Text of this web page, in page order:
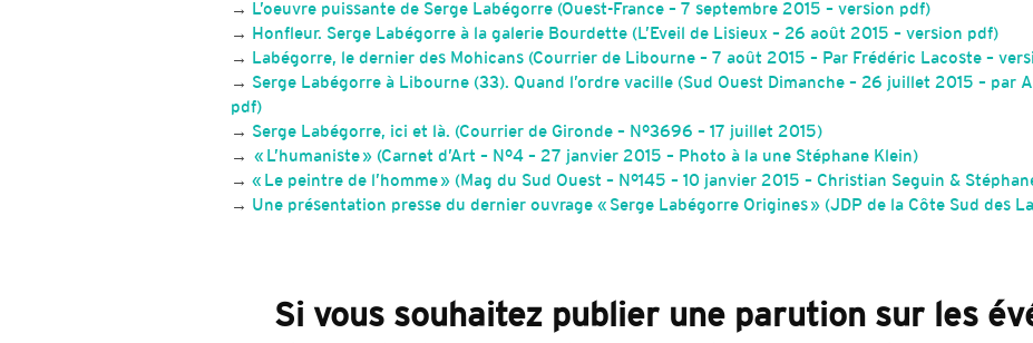
→
L’oeuvre puissante de Serge Labégorre (Ouest-France – 7 septembre 2015 – version pdf)
→
Honfleur. Serge Labégorre à la galerie Bourdette (L’Eveil de Lisieux – 26 août 2015 – version pdf)
→
Labégorre, le dernier des Mohicans (Courrier de Libourne – 7 août 2015 – Par Frédéric Lacoste –
→ Serge Labégorre à Libourne (33). Quand l’ordre vacille (Sud Ouest Dimanche – 26 juillet 2015 – par
pdf)
→ Serge Labégorre, ici et là. (Courrier de Gironde – N°3696 – 17 juillet 2015)
→
« L’humaniste » (Carnet d’Art – N°4 – 27 janvier 2015 – Photo à la une Stéphane Klein)
→ « Le peintre de l’homme » (Mag du Sud Ouest – N°145 – 10 janvier 2015 – Christian Seguin &
→ Une présentation presse du dernier ouvrage « Serge Labégorre Origines » (JDP de la Côte Sud des
Si vous souhaitez publier une parution sur les